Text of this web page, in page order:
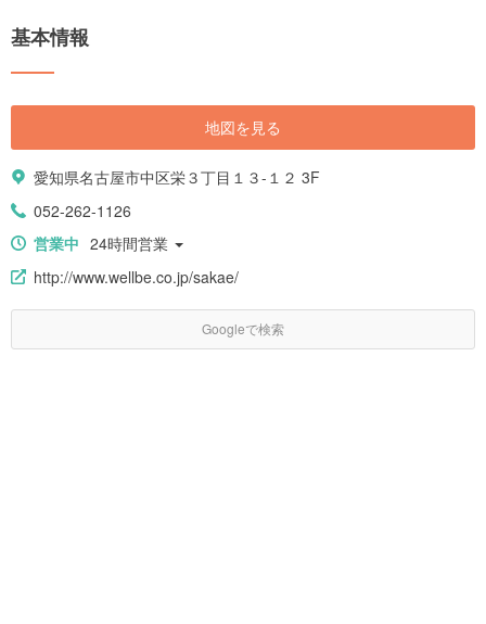
基本情報
地図を見る
愛知県名古屋市中区栄３丁目１３-１２ 3F
052-262-1126
営業中 24時間営業
http://www.wellbe.co.jp/sakae/
Googleで検索